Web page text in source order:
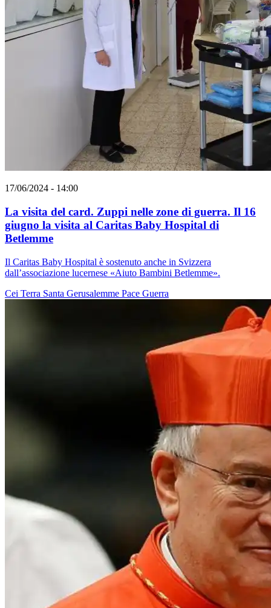
17/06/2024 - 14:00
La visita del card. Zuppi nelle zone di guerra. Il 16
giugno la visita al Caritas Baby Hospital di
Betlemme
Il Caritas Baby Hospital è sostenuto anche in Svizzera
dall’associazione lucernese «Aiuto Bambini Betlemme».
Cei Terra Santa Gerusalemme Pace Guerra